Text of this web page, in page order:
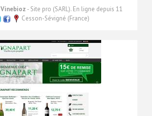
Vinebioz - Site pro (SARL). En ligne depuis 11
Cesson-Sévigné (France)